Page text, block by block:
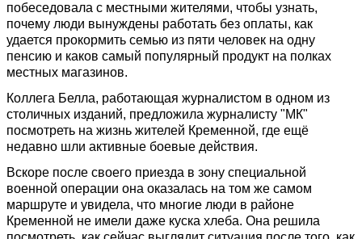
побеседовала с местными жителями, чтобы узнать,
почему люди вынуждены работать без оплаты, как
удается прокормить семью из пяти человек на одну
пенсию и каков самый популярный продукт на полках
местных магазинов.
Коллега Белла, работающая журналистом в одном из
столичных изданий, предложила журналисту "МК"
посмотреть на жизнь жителей Кременной, где ещё
недавно шли активные боевые действия.
Вскоре после своего приезда в зону специальной
военной операции она оказалась на том же самом
маршруте и увидела, что многие люди в районе
Кременной не имели даже куска хлеба. Она решила